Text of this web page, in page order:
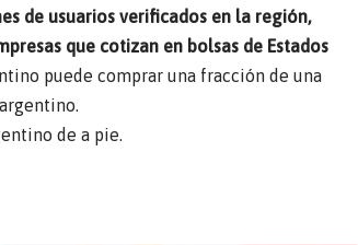
de usuarios verificados en la región,
que cotizan en bolsas de Estados
puede comprar una fracción de una
de a pie.